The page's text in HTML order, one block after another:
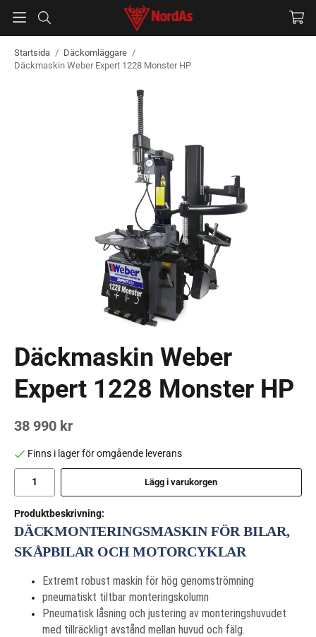
Startsida / Däckomläggare /
Däckmaskin Weber Expert 1228 Monster HP
Däckmaskin Weber
Expert 1228 Monster HP
38 990 kr
Finns i lager för omgående leverans
Lägg i varukorgen
Produktbeskrivning:
DÄCKMONTERINGSMASKIN FÖR BILAR,
SKÅPBILAR OCH MOTORCYKLAR
Extremt robust maskin för hög genomströmning
pneumatiskt tiltbar monteringskolumn
Pneumatisk låsning och justering av monteringshuvudet
med tillräckligt avstånd mellan huvud och fälg.